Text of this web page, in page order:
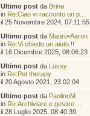
Ultimo post da Brina
in Re:Ciao vi racconto un p...
il 25 Novembre 2024, 07:11:55
Ultimo post da Mauro•Aaron
in Re:Vi chiedo un aiuto !!
il 16 Dicembre 2025, 08:06:23
Ultimo post da Lussy
in Re:Pet therapy
il 20 Agosto 2021, 23:02:04
Ultimo post da PaolinoM
in Re:Archiviare e gestire ...
il 28 Luglio 2025, 08:40:39